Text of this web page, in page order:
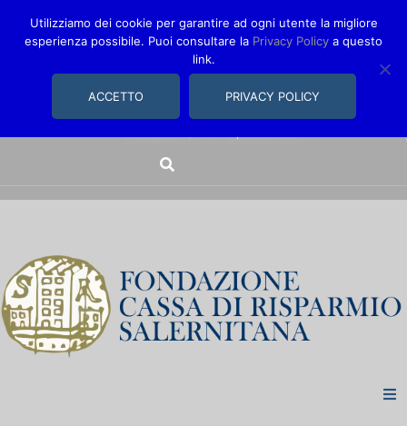
comunica@fondazionecarisal.it089 230611
Utilizziamo dei cookie per garantire ad ogni utente la migliore
esperienza possibile. Puoi consultare la Privacy Policy a questo
link.
ACCETTO PRIVACY POLICY